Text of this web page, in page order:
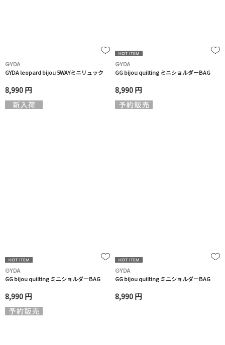
GYDA
GYDA leopard bijou 5WAYミニリュック
8,990 円
GYDA
GG bijou quilting ミニショルダーBAG
8,990 円
GYDA
GG bijou quilting ミニショルダーBAG
8,990 円
GYDA
GG bijou quilting ミニショルダーBAG
8,990 円